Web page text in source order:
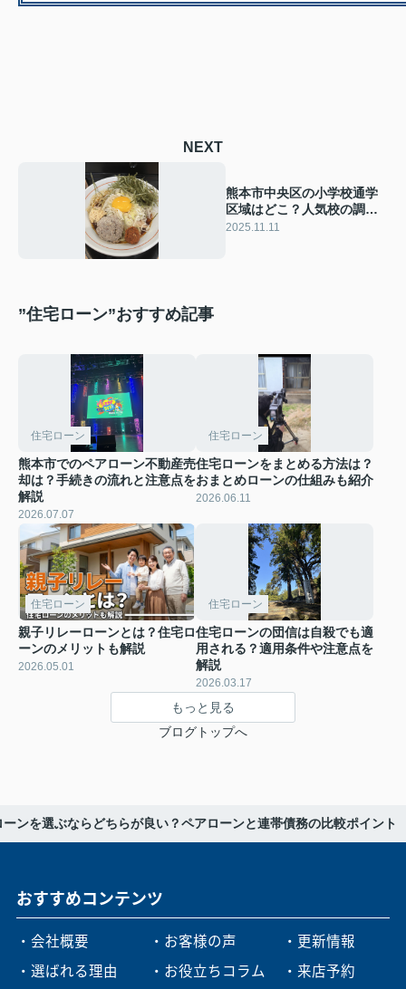
NEXT
熊本市中央区の小学校通学
区域はどこ？人気校の調べ
方も紹介
2025.11.11
”住宅ローン”おすすめ記事
住宅ローン
熊本市でのペアローン不動産売
却は？手続きの流れと注意点を
解説
2026.07.07
住宅ローン
住宅ローンをまとめる方法は？
おまとめローンの仕組みも紹介
2026.06.11
住宅ローン
親子リレーローンとは？住宅ロ
ーンのメリットも解説
2026.05.01
住宅ローン
住宅ローンの団信は自殺でも適
用される？適用条件や注意点を
解説
2026.03.17
もっと見る
ブログトップへ
ンを選ぶならどちらが良い？ペアローンと連帯債務の比較ポイント
おすすめコンテンツ
・会社概要
・選ばれる理由
・お客様の声
・お役立ちコラム
・更新情報
・来店予約